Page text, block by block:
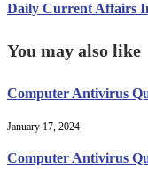
Daily Current Affairs
You may also like
Computer Antivirus
January 17, 2024
Computer Antivirus